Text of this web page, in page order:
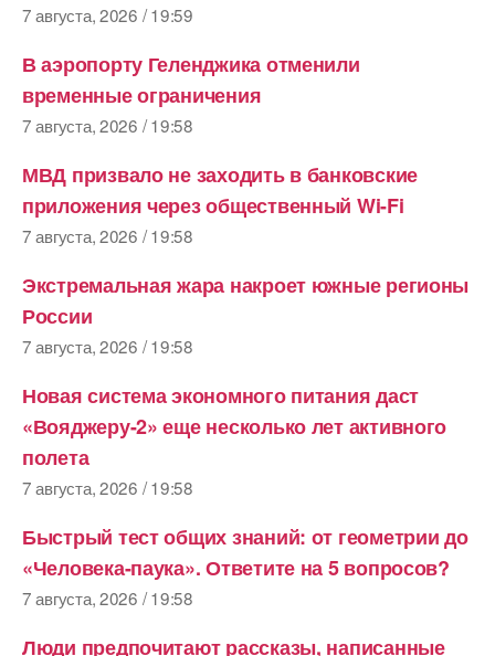
7 августа, 2026 / 19:59
В аэропорту Геленджика отменили
временные ограничения
7 августа, 2026 / 19:58
МВД призвало не заходить в банковские
приложения через общественный Wi-Fi
7 августа, 2026 / 19:58
Экстремальная жара накроет южные регионы
России
7 августа, 2026 / 19:58
Новая система экономного питания даст
«Вояджеру-2» еще несколько лет активного
полета
7 августа, 2026 / 19:58
Быстрый тест общих знаний: от геометрии до
«Человека-паука». Ответите на 5 вопросов?
7 августа, 2026 / 19:58
Люди предпочитают рассказы, написанные